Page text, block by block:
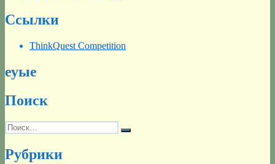
Ссылки
ThinkQuest Competition
еуые
Поиск
Искать:
Поиск
Рубрики